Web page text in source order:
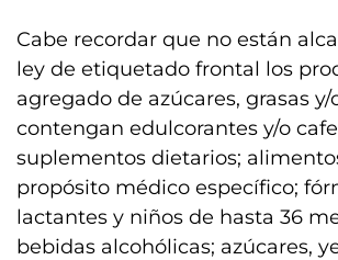
Cabe recordar que no están
ley de etiquetado frontal los
agregado de azúcares, grasas
contengan edulcorantes y/o
suplementos dietarios;
propósito médico específico;
lactantes y niños de hasta 36
bebidas alcohólicas; azúcares,